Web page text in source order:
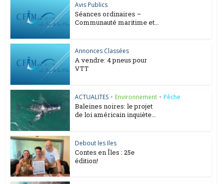
Avis Publics
Séances ordinaires –
Communauté maritime et...
Annonces Classées
A vendre: 4 pneus pour
VTT
ACTUALITES • Environnement • Pêche
Baleines noires: le projet
de loi américain inquiète...
Debout les Iles
Contes en Îles : 25e
édition!